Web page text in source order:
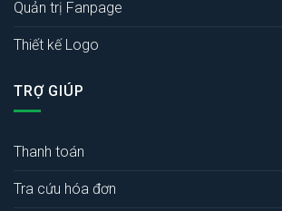
Quản trị Fanpage
Thiết kế Logo
TRỢ GIÚP
Thanh toán
Tra cứu hóa đơn